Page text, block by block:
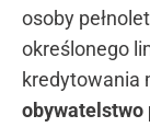
osoby
określonego
kredytowania
obywatelstwo